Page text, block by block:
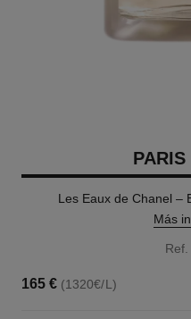
Les Eaux de Chanel –
Más
165 € (1320€/L)